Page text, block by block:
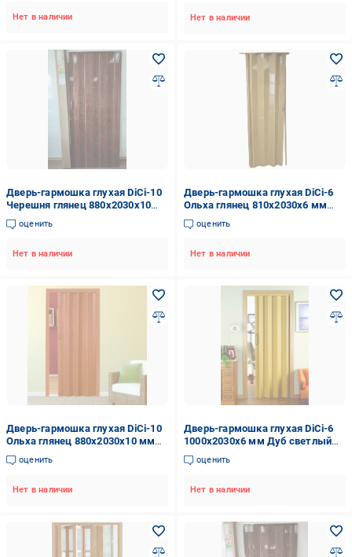
Нет в наличии Нет в наличии
Дверь-гармошка глухая DiCi-10
Черешня глянец 880х2030х10
мм (307-7)
оценить
Нет в наличии
Дверь-гармошка глухая DiCi-6
Ольха глянец 810х2030х6 мм
(115-5)
оценить
Нет в наличии
Дверь-гармошка глухая DiCi-10
Ольха глянец 880х2030х10 мм
(305-5)
оценить
Нет в наличии
Дверь-гармошка глухая DiCi-6
1000х2030х6 мм Дуб светлый
глянец (1013-3)
оценить
Нет в наличии